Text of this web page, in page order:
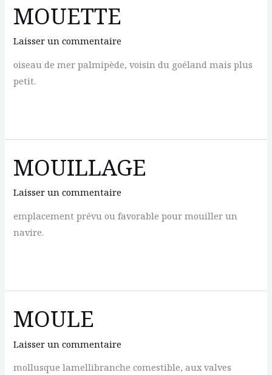
MOUETTE
Laisser un commentaire
oiseau de mer palmipède, voisin du goéland mais plus
petit.
MOUILLAGE
Laisser un commentaire
emplacement prévu ou favorable pour mouiller un
navire.
MOULE
Laisser un commentaire
mollusque lamellibranche comestible, aux valves